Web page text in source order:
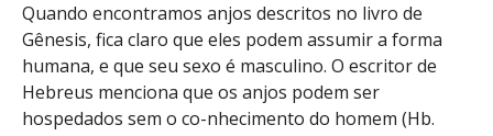
Quando encontramos anjos descritos no livro de
Gênesis, fica claro que eles podem assumir a forma
humana, e que seu sexo é masculino. O escritor de
Hebreus menciona que os anjos podem ser
hospedados sem o co-nhecimento do homem (Hb.